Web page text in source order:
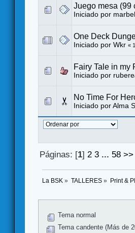
Juego mesa (99
Iniciado por
One Deck
Iniciado por Wkr « 1
Fairy Tale in my
Iniciado por
No Time For
Iniciado por Alma
Páginas: [1]2 3 ... 58 >>
La BSK » TALLERES» Print &
Tema normal
Tema candente (Más de